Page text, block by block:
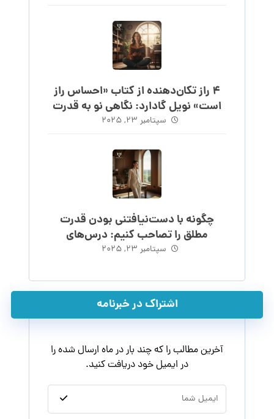
۴ راز تکان‌دهنده از کتاب «احساس راز
است» نویل گادارد: نگاهی نو به قدرت
احساس
سپتامبر ۲۳, ۲۰۲۵
چگونه با دست‌نیافتنی بودن قدرت
مطلق را تصاحب کنیم: درس‌های
ماکیاولی
سپتامبر ۲۳, ۲۰۲۵
اشتراک در خبرنامه
آخرین مطالب را که چند بار در ماه ارسال شده را
در ایمیل خود دریافت کنید.